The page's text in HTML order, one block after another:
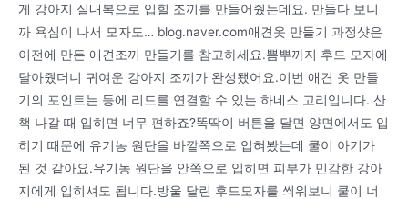
게 강아지 실내복으로 입힐 조끼를 만들어줬는데요. 만들다 보니
까 욕심이 나서 모자도… blog.naver.com애견옷 만들기 과정샷은
이전에 만든 애견조끼 만들기를 참고하세요.뽐뿌까지 후드 모자에
달아줬더니 귀여운 강아지 조끼가 완성됐어요.이번 애견 옷 만들
기의 포인트는 등에 리드를 연결할 수 있는 하네스 고리입니다. 산
책 나갈 때 입히면 너무 편하죠?똑딱이 버튼을 달면 양면에서도 입
히기 때문에 유기농 원단을 바깥쪽으로 입혀봤는데 쿨이 아기가
된 것 같아요.유기농 원단을 안쪽으로 입히면 피부가 민감한 강아
지에게 입히셔도 됩니다.방울 달린 후드모자를 씌워보니 쿨이 너